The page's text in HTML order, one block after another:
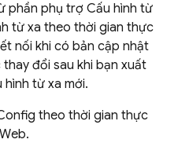
phần phụ trợ Cấu hình từ
từ xa theo thời gian thực
nối khi có bản cập nhật
đổi sau khi bạn xuất
từ xa mới.
theo thời gian thực